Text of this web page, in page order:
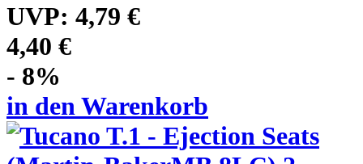
UVP: 4,79 €
4,40 €
- 8%
in den Warenkorb